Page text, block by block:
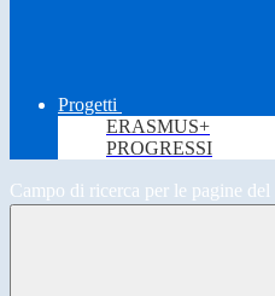
Progetti
ERASMUS+
PROGRESSI
Campo di ricerca per le pagine del